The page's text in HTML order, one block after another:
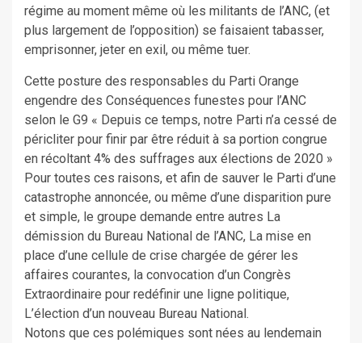
régime au moment même où les militants de l’ANC, (et
plus largement de l’opposition) se faisaient tabasser,
emprisonner, jeter en exil, ou même tuer.
Cette posture des responsables du Parti Orange
engendre des Conséquences funestes pour l’ANC
selon le G9 « Depuis ce temps, notre Parti n’a cessé de
péricliter pour finir par être réduit à sa portion congrue
en récoltant 4% des suffrages aux élections de 2020 »
Pour toutes ces raisons, et afin de sauver le Parti d’une
catastrophe annoncée, ou même d’une disparition pure
et simple, le groupe demande entre autres La
démission du Bureau National de l’ANC, La mise en
place d’une cellule de crise chargée de gérer les
affaires courantes, la convocation d’un Congrès
Extraordinaire pour redéfinir une ligne politique,
L’élection d’un nouveau Bureau National.
Notons que ces polémiques sont nées au lendemain